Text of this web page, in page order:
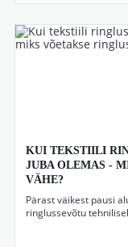
KUI TEKSTIILI
JUBA OLEMAS -
VÄHE?
Pärast väikest pausi
ringlussevõtu